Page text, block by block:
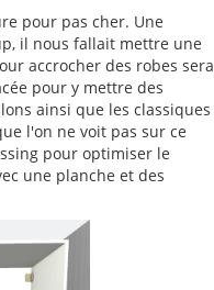
pour pas cher. Une
il nous fallait mettre une
accrocher des robes sera
pour y mettre des
ainsi que les classiques
l'on ne voit pas sur ce
pour optimiser le
une planche et des